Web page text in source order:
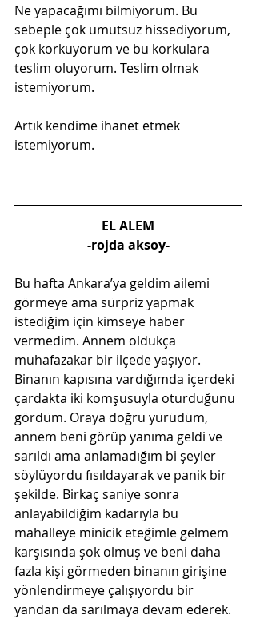
Ne yapacağımı bilmiyorum. Bu
sebeple çok umutsuz hissediyorum,
çok korkuyorum ve bu korkulara
teslim oluyorum. Teslim olmak
istemiyorum.
Artık kendime ihanet etmek
istemiyorum.
EL ALEM
-rojda aksoy-
Bu hafta Ankara’ya geldim ailemi
görmeye ama sürpriz yapmak
istediğim için kimseye haber
vermedim. Annem oldukça
muhafazakar bir ilçede yaşıyor.
Binanın kapısına vardığımda içerdeki
çardakta iki komşusuyla oturduğunu
gördüm. Oraya doğru yürüdüm,
annem beni görüp yanıma geldi ve
sarıldı ama anlamadığım bi şeyler
söylüyordu fısıldayarak ve panik bir
şekilde. Birkaç saniye sonra
anlayabildiğim kadarıyla bu
mahalleye minicik eteğimle gelmem
karşısında şok olmuş ve beni daha
fazla kişi görmeden binanın girişine
yönlendirmeye çalışıyordu bir
yandan da sarılmaya devam ederek.